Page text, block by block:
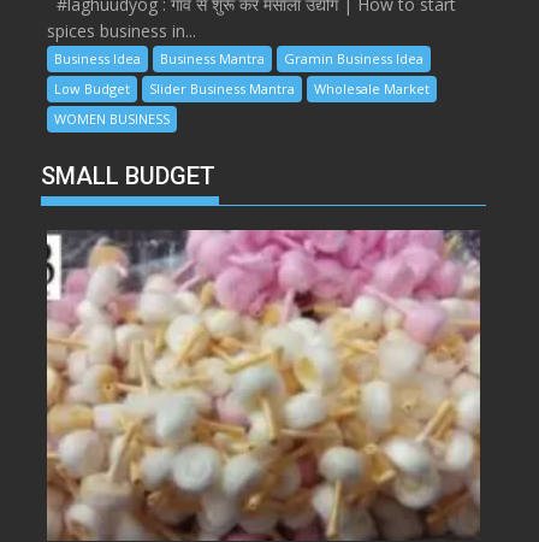
spices business in...
Business Idea Business Mantra
Gramin Business Idea
Low Budget
Slider Business Mantra
Wholesale Market
WOMEN BUSINESS
SMALL BUDGET